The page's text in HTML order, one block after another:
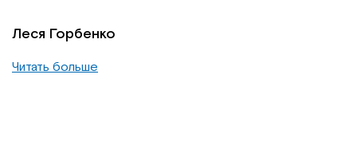
Леся Горбенко
Читать больше